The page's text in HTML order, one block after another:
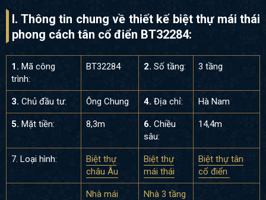
I. Thông tin chung về thiết kế biệt thự mái thái
phong cách tân cổ điển BT32284:
1. Mã công
trình:
BT32284 2. Số tầng: 3 tầng
3. Chủ đầu tư: Ông Chung 4. Địa chỉ: Hà Nam
5. Mặt tiền: 8,3m 6. Chiều
sâu:
14,4m
7. Loại hình:
Biệt thự
châu Âu
Biệt thự
mái thái
Biệt thự tân
cổ điển
Nhà mái
Nhà 3 tầng